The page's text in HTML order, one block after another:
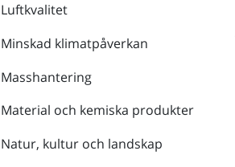
Luftkvalitet
Minskad klimatpåverkan
Masshantering
Material och kemiska produkter
Natur, kultur och landskap